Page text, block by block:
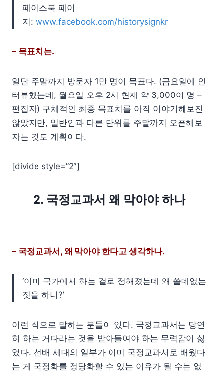
페이스북 페이
지: www.facebook.com/historysignkr
– 목표치는.
일단 주말까지 방문자 1만 명이 목표다. (금요일에 인
터뷰했는데, 월요일 오후 2시 현재 약 3,000여 명 –
편집자) 구체적인 최종 목표치를 아직 이야기해보진
않았지만, 일반인과 다른 단위를 주말까지 오픈해보
자는 것도 계획이다.
[divide style=”2″]
2. 국정교과서 왜 막아야 하나
– 국정교과서, 왜 막아야 한다고 생각하나.
‘이미 국가에서 하는 걸로 정해졌는데 왜 쓸데없는
짓을 하니?’
이런 식으로 말하는 분들이 있다. 국정교과서는 당연
히 하는 거다라는 것을 받아들여야 하는 무력감이 싫
었다. 선배 세대의 일부가 이미 국정교과서로 배웠다
는 게 국정화를 정당화할 수 있는 이유가 될 수는 없